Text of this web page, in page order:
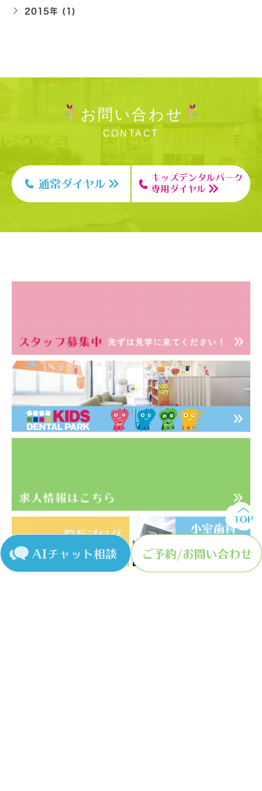
2015年 (1)
お問い合わせ
CONTACT